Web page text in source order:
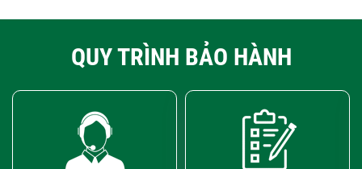
QUY TRÌNH BẢO HÀNH